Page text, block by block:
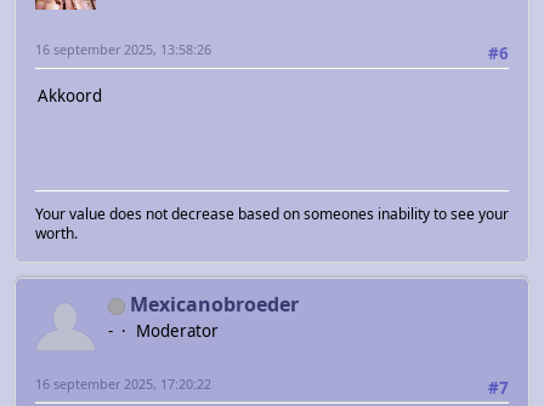
#6
16 september 2025, 13:58:26
Akkoord
Your value does not decrease based on someones inability to see your
worth.
Mexicanobroeder
- Moderator
#7
16 september 2025, 17:20:22